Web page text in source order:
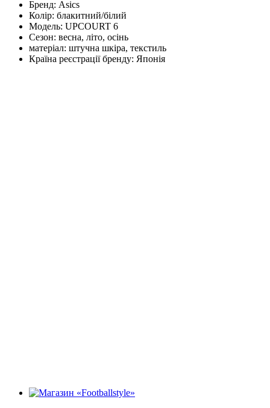
Бренд: Asics
Колір: блакитний/білий
Модель: UPCOURT 6
Сезон: весна, літо, осінь
матеріал: штучна шкіра, текстиль
Країна реєстрації бренду: Японія